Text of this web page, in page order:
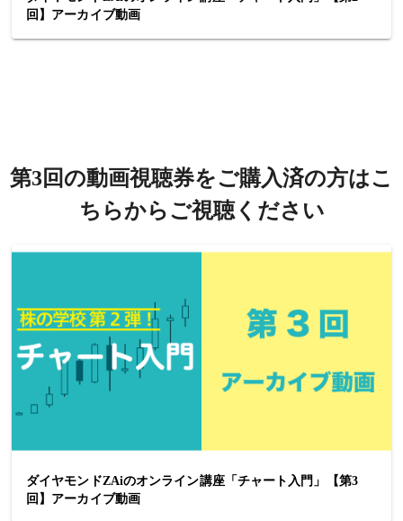
回】アーカイブ動画
第3回の動画視聴券をご購入済の方はこ
ちらからご視聴ください
ダイヤモンドZAiのオンライン講座「チャート入門」【第3
回】アーカイブ動画